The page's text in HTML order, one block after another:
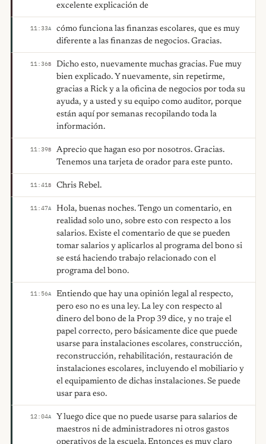
excelente explicación de
11:33A
cómo funciona las finanzas escolares, que es muy
diferente a las finanzas de negocios. Gracias.
11:36B
Dicho esto, nuevamente muchas gracias. Fue muy
bien explicado. Y nuevamente, sin repetirme,
gracias a Rick y a la oficina de negocios por toda su
ayuda, y a usted y su equipo como auditor, porque
están aquí por semanas recopilando toda la
información.
11:39B
Aprecio que hagan eso por nosotros. Gracias.
Tenemos una tarjeta de orador para este punto.
11:41B Chris Rebel.
11:47A
Hola, buenas noches. Tengo un comentario, en
realidad solo uno, sobre esto con respecto a los
salarios. Existe el comentario de que se pueden
tomar salarios y aplicarlos al programa del bono si
se está haciendo trabajo relacionado con el
programa del bono.
11:56A
Entiendo que hay una opinión legal al respecto,
pero eso no es una ley. La ley con respecto al
dinero del bono de la Prop 39 dice, y no traje el
papel correcto, pero básicamente dice que puede
usarse para instalaciones escolares, construcción,
reconstrucción, rehabilitación, restauración de
instalaciones escolares, incluyendo el mobiliario y
el equipamiento de dichas instalaciones. Se puede
usar para eso.
12:04A
Y luego dice que no puede usarse para salarios de
maestros ni de administradores ni otros gastos
operativos de la escuela. Entonces es muy claro